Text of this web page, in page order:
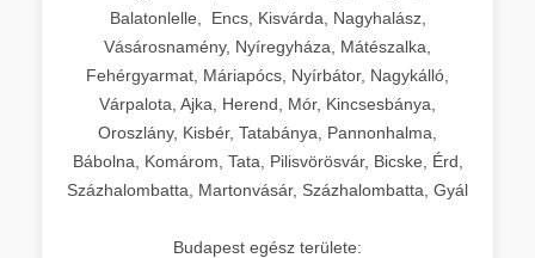
Balatonlelle, Encs, Kisvárda, Nagyhalász,
Vásárosnamény, Nyíregyháza, Mátészalka,
Fehérgyarmat, Máriapócs, Nyírbátor, Nagykálló,
Várpalota, Ajka, Herend, Mór, Kincsesbánya,
Oroszlány, Kisbér, Tatabánya, Pannonhalma,
Bábolna, Komárom, Tata, Pilisvörösvár, Bicske, Érd,
Százhalombatta, Martonvásár, Százhalombatta, Gyál
Budapest egész területe: